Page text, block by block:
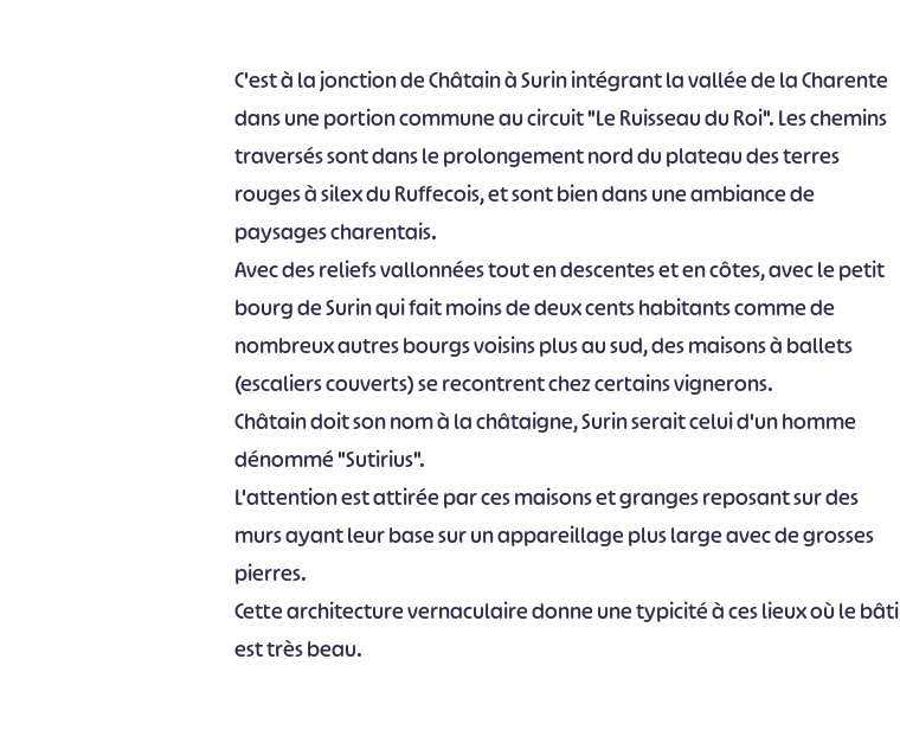
C'est à la jonction de Châtain à Surin intégrant la vallée de la Charente
dans une portion commune au circuit "Le Ruisseau du Roi". Les chemins
traversés sont dans le prolongement nord du plateau des terres
rouges à silex du Ruffecois, et sont bien dans une ambiance de
paysages charentais.
Avec des reliefs vallonnées tout en descentes et en côtes, avec le petit
bourg de Surin qui fait moins de deux cents habitants comme de
nombreux autres bourgs voisins plus au sud, des maisons à ballets
(escaliers couverts) se recontrent chez certains vignerons.
Châtain doit son nom à la châtaigne, Surin serait celui d'un homme
dénommé "Sutirius".
L'attention est attirée par ces maisons et granges reposant sur des
murs ayant leur base sur un appareillage plus large avec de grosses
pierres.
Cette architecture vernaculaire donne une typicité à ces lieux où le bâti
est très beau.